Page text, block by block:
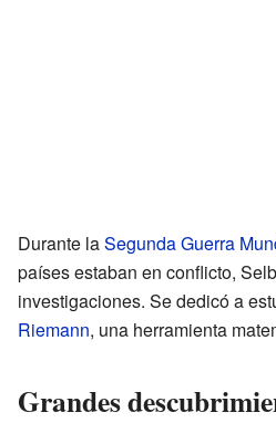
Durante laSegunda Guerra
países estaban en conflicto,
investigaciones. Se dedicó a
Riemann, una herramienta
Grandes